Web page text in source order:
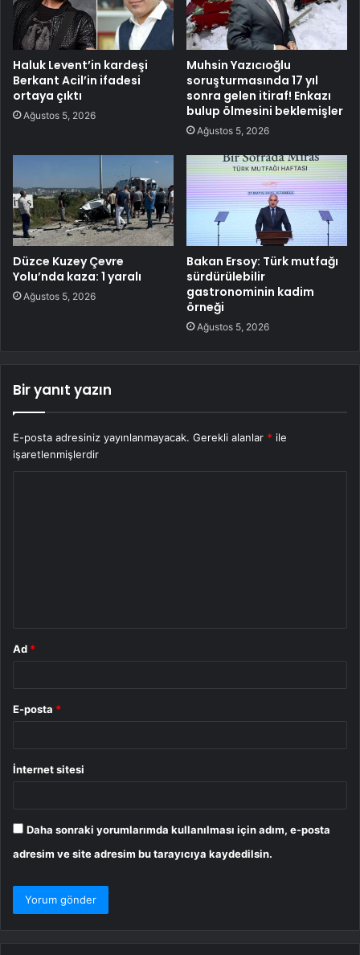
Haluk Levent’in kardeşi
Berkant Acil’in ifadesi
ortaya çıktı
Ağustos 5, 2026
Muhsin Yazıcıoğlu
soruşturmasında 17 yıl
sonra gelen itiraf! Enkazı
bulup ölmesini beklemişler
Ağustos 5, 2026
Düzce Kuzey Çevre
Yolu’nda kaza: 1 yaralı
Ağustos 5, 2026
Bakan Ersoy: Türk mutfağı
sürdürülebilir
gastronominin kadim
örneği
Ağustos 5, 2026
Bir yanıt yazın
E-posta adresiniz yayınlanmayacak. Gerekli alanlar * ile
işaretlenmişlerdir
Ad *
E-posta *
İnternet sitesi
Daha sonraki yorumlarımda kullanılması için adım, e-posta
adresim ve site adresim bu tarayıcıya kaydedilsin.